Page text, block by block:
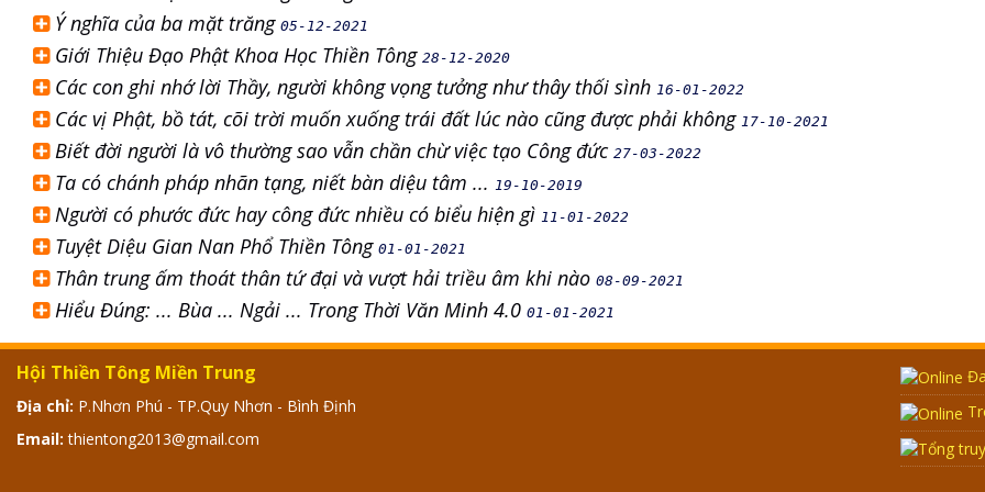
Ý nghĩa của ba mặt trăng 05-12-2021
Giới Thiệu Đạo Phật Khoa Học Thiền Tông 28-12-2020
Các con ghi nhớ lời Thầy, người không vọng tưởng như thây thối sình 16-01-2022
Các vị Phật, bồ tát, cõi trời muốn xuống trái đất lúc nào cũng được phải không 17-10-2021
Biết đời người là vô thường sao vẫn chần chừ việc tạo Công đức 27-03-2022
Ta có chánh pháp nhãn tạng, niết bàn diệu tâm ... 19-10-2019
Người có phước đức hay công đức nhiều có biểu hiện gì 11-01-2022
Tuyệt Diệu Gian Nan Phổ Thiền Tông 01-01-2021
Thân trung ấm thoát thân tứ đại và vượt hải triều âm khi nào 08-09-2021
Hiểu Đúng: ... Bùa ... Ngải ... Trong Thời Văn Minh 4.0 01-01-2021
Hội Thiền Tông Miền Trung
Địa chỉ: P.Nhơn Phú - TP.Quy Nhơn - Bình Định
Email: thientong2013@gmail.com